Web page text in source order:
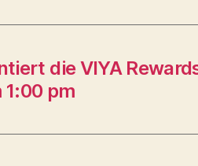
die VIYA
1:00 pm